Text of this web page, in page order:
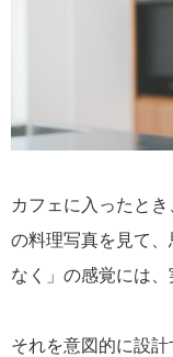
カフェに入ったと
の料理写真を見て
なく」の感覚には、
それを意図的に設